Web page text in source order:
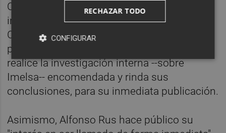
Otro de los puntos que expone es la
intención de "impulsar y apremiar" la
Comisión Informativa creada, por acuerdo
plenario de 21 de abril de 2015, para que se
realice la investigación interna --sobre
Imelsa-- encomendada y rinda sus
conclusiones, para su inmediata publicación.
Asimismo, Alfonso Rus hace público su
RECHAZAR TODO
CONFIGURAR